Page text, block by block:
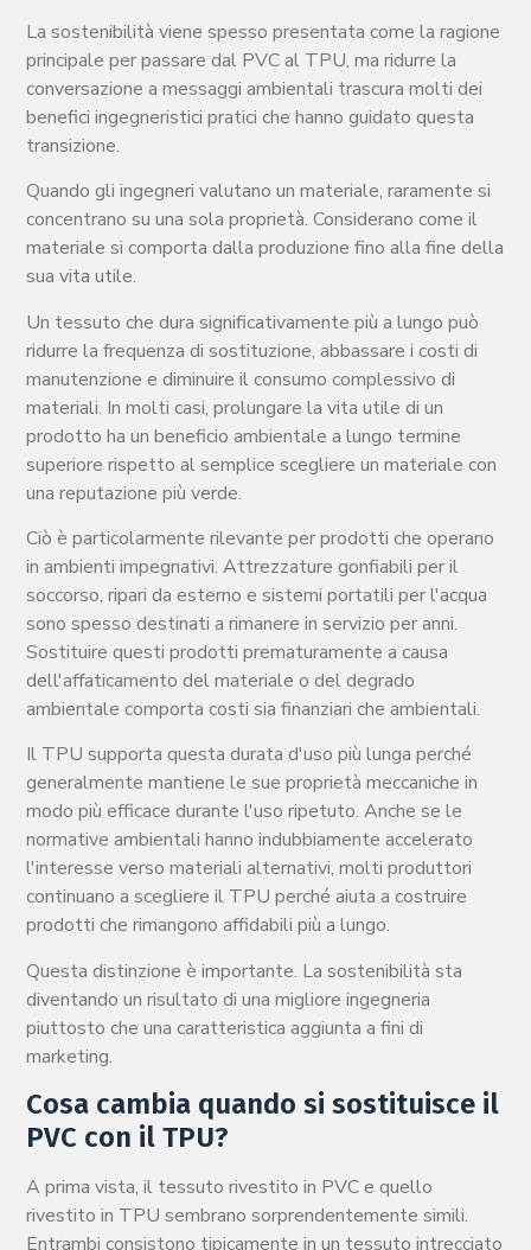
La sostenibilità viene spesso presentata come la ragione
principale per passare dal PVC al TPU, ma ridurre la
conversazione a messaggi ambientali trascura molti dei
benefici ingegneristici pratici che hanno guidato questa
transizione.
Quando gli ingegneri valutano un materiale, raramente si
concentrano su una sola proprietà. Considerano come il
materiale si comporta dalla produzione fino alla fine della
sua vita utile.
Un tessuto che dura significativamente più a lungo può
ridurre la frequenza di sostituzione, abbassare i costi di
manutenzione e diminuire il consumo complessivo di
materiali. In molti casi, prolungare la vita utile di un
prodotto ha un beneficio ambientale a lungo termine
superiore rispetto al semplice scegliere un materiale con
una reputazione più verde.
Ciò è particolarmente rilevante per prodotti che operano
in ambienti impegnativi. Attrezzature gonfiabili per il
soccorso, ripari da esterno e sistemi portatili per l'acqua
sono spesso destinati a rimanere in servizio per anni.
Sostituire questi prodotti prematuramente a causa
dell'affaticamento del materiale o del degrado
ambientale comporta costi sia finanziari che ambientali.
Il TPU supporta questa durata d'uso più lunga perché
generalmente mantiene le sue proprietà meccaniche in
modo più efficace durante l'uso ripetuto. Anche se le
normative ambientali hanno indubbiamente accelerato
l'interesse verso materiali alternativi, molti produttori
continuano a scegliere il TPU perché aiuta a costruire
prodotti che rimangono affidabili più a lungo.
Questa distinzione è importante. La sostenibilità sta
diventando un risultato di una migliore ingegneria
piuttosto che una caratteristica aggiunta a fini di
marketing.
Cosa cambia quando si sostituisce il
PVC con il TPU?
A prima vista, il tessuto rivestito in PVC e quello
rivestito in TPU sembrano sorprendentemente simili.
Entrambi consistono tipicamente in un tessuto intrecciato